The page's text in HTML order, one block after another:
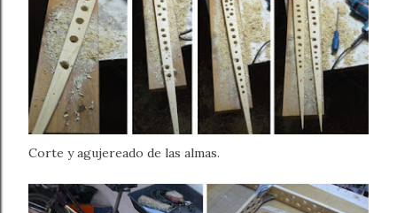
Corte y agujereado de las almas.